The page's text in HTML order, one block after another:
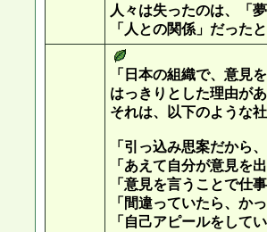
人々は失ったのは、「
「人との関係」だった
「日本の組織で、意見
はっきりとした理由が
それは、以下のような
「引っ込み思案だから
「あえて自分が意見を
「意見を言うことで仕
「間違っていたら、か
「自己アピールをして